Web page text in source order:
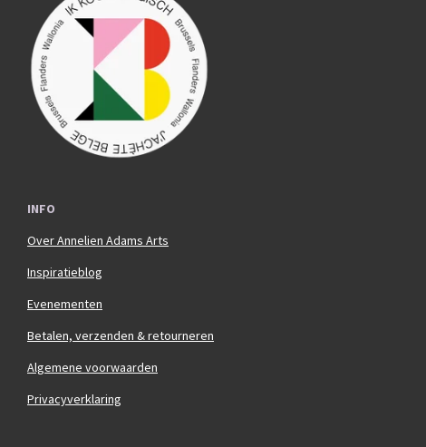
b
o
o
k
a
g
INFO
Over Annelien Adams Arts
Inspiratieblog
Evenementen
Betalen, verzenden & retourneren
Algemene voorwaarden
Privacyverklaring